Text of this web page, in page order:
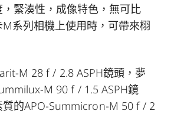
緊湊性，成像特色，無可比
系列相機上使用時，可帶來栩
M 28 f / 2.8 ASPH鏡頭，夢
M 90 f / 1.5 ASPH鏡
質的APO-Summicron-M 50 f / 2